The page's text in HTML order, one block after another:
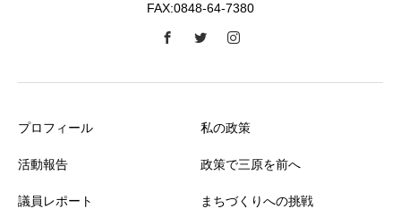
FAX:0848-64-7380
プロフィール
活動報告
議員レポート
私の政策
政策で三原を前へ
まちづくりへの挑戦